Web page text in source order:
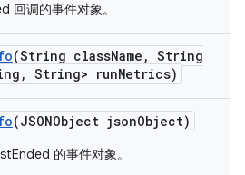
回调的事件对象。
(String className , String
, String> runMetrics)
(JSONObject jsonObject)
的事件对象。